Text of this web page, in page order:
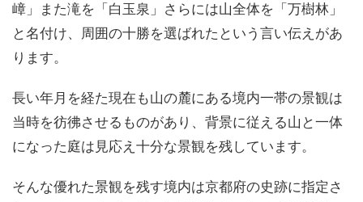
嶂」また滝を「白玉泉」さらには山全体を「万樹林」
と名付け、周囲の十勝を選ばれたという言い伝えがあ
ります。
長い年月を経た現在も山の麓にある境内一帯の景観は
当時を彷彿させるものがあり、背景に従える山と一体
になった庭は見応え十分な景観を残しています。
そんな優れた景観を残す境内は京都府の史跡に指定さ